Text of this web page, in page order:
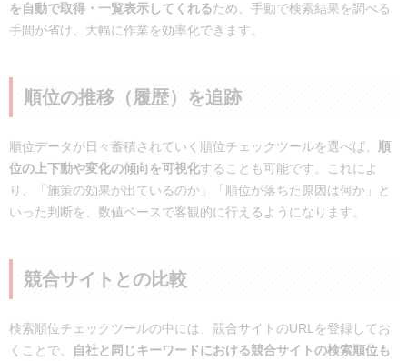
を自動で取得・一覧表示してくれるため、手動で検索結果を調べる
手間が省け、大幅に作業を効率化できます。
順位の推移（履歴）を追跡
順位データが日々蓄積されていく順位チェックツールを選べば、
順
位の上下動や変化の傾向を可視化することも可能です。これによ
り、「施策の効果が出ているのか」「順位が落ちた原因は何か」と
いった判断を、数値ベースで客観的に行えるようになります。
競合サイトとの比較
検索順位チェックツールの中には、競合サイトのURLを登録してお
くことで、
自社と同じキーワードにおける競合サイトの検索順位も